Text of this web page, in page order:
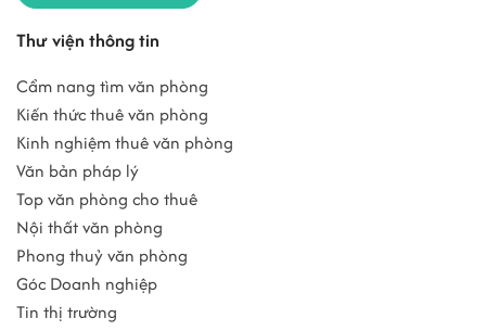
Thư viện thông tin
Cẩm nang tìm văn phòng
Kiến thức thuê văn phòng
Kinh nghiệm thuê văn phòng
Văn bản pháp lý
Top văn phòng cho thuê
Nội thất văn phòng
Phong thuỷ văn phòng
Góc Doanh nghiệp
Tin thị trường